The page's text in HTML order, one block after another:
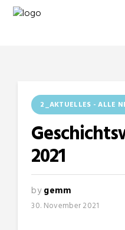
2_AKTUELLES - ALLE
2021
bygemm
30. November 2021